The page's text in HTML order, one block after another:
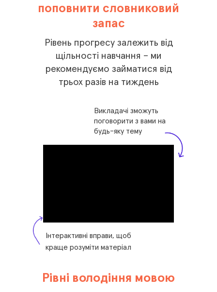
поповнити словниковий
запас
Рівні володіння мовою
Рівень прогресу залежить від
щільності навчання – ми
рекомендуємо займатися від
трьох разів на тиждень
Викладачі зможуть
поговорити з вами на
будь-яку тему
Інтерактивні вправи, щоб
краще розуміти матеріал